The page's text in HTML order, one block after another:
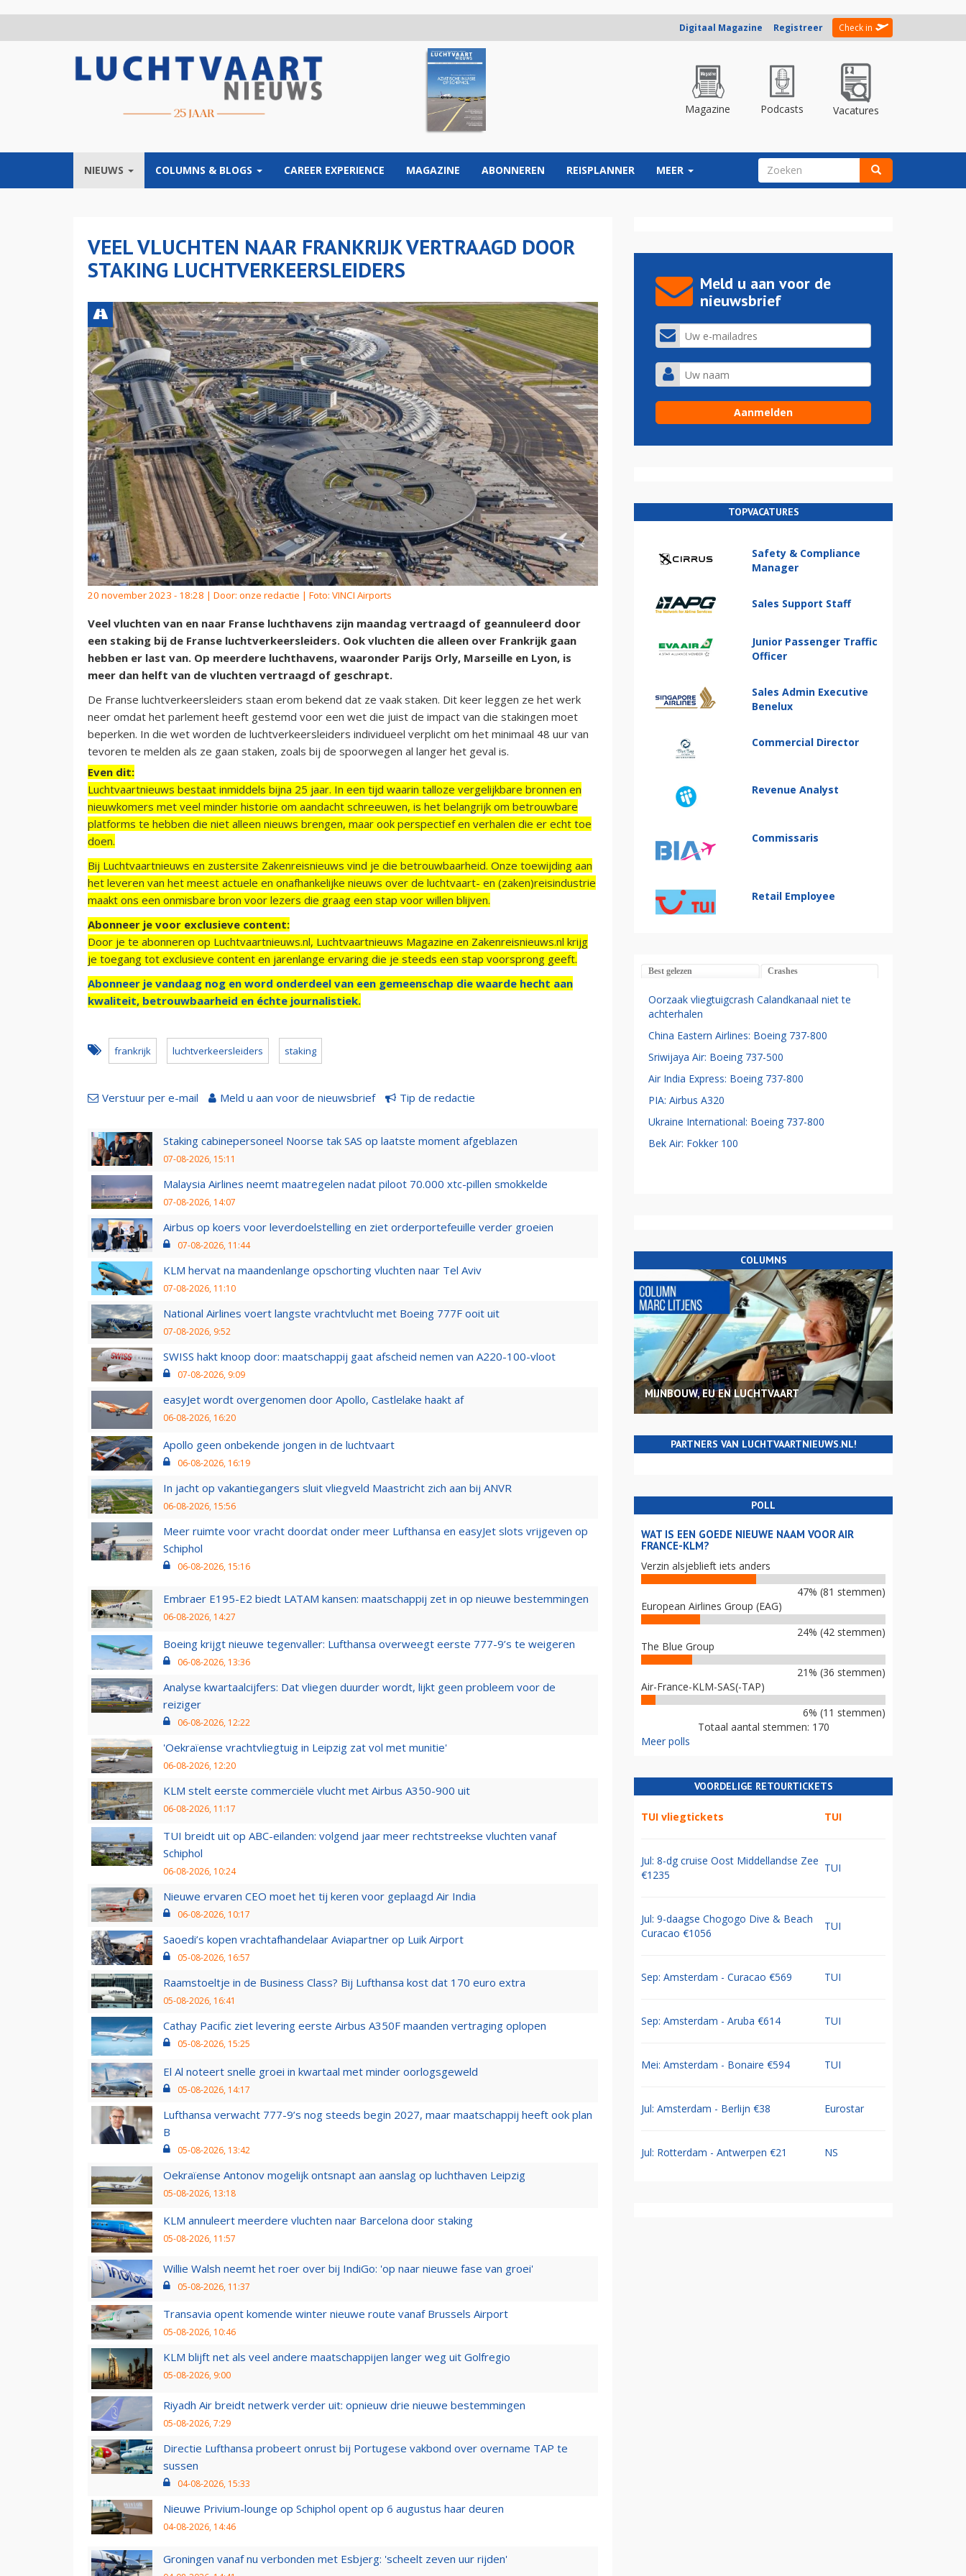
Digitaal Magazine Registreer Check in
Magazine Podcasts Vacatures
NIEUWS COLUMNS & BLOGS CAREER EXPERIENCE MAGAZINE ABONNEREN REISPLANNER MEER ZOEKVELD
VEEL VLUCHTEN NAAR FRANKRIJK VERTRAAGD DOOR
STAKING LUCHTVERKEERSLEIDERS
20 november 2023 - 18:28 | Door: onze redactie | Foto: VINCI Airports
Veel vluchten van en naar Franse luchthavens zijn maandag vertraagd of geannuleerd door
een staking bij de Franse luchtverkeersleiders. Ook vluchten die alleen over Frankrijk gaan
hebben er last van. Op meerdere luchthavens, waaronder Parijs Orly, Marseille en Lyon, is
meer dan helft van de vluchten vertraagd of geschrapt.
De Franse luchtverkeersleiders staan erom bekend dat ze vaak staken. Dit keer leggen ze het werk
neer omdat het parlement heeft gestemd voor een wet die juist de impact van die stakingen moet
beperken. In die wet worden de luchtverkeersleiders individueel verplicht om het minimaal 48 uur van
tevoren te melden als ze gaan staken, zoals bij de spoorwegen al langer het geval is.
Even dit:
Luchtvaartnieuws bestaat inmiddels bijna 25 jaar. In een tijd waarin talloze vergelijkbare bronnen en
nieuwkomers met veel minder historie om aandacht schreeuwen, is het belangrijk om betrouwbare
platforms te hebben die niet alleen nieuws brengen, maar ook perspectief en verhalen die er echt toe
doen.
Bij Luchtvaartnieuws en zustersite Zakenreisnieuws vind je die betrouwbaarheid. Onze toewijding aan
het leveren van het meest actuele en onafhankelijke nieuws over de luchtvaart- en (zaken)reisindustrie
maakt ons een onmisbare bron voor lezers die graag een stap voor willen blijven.
Abonneer je voor exclusieve content:
Door je te abonneren op Luchtvaartnieuws.nl, Luchtvaartnieuws Magazine en Zakenreisnieuws.nl krijg
je toegang tot exclusieve content en jarenlange ervaring die je steeds een stap voorsprong geeft.
Abonneer je vandaag nog en word onderdeel van een gemeenschap die waarde hecht aan
kwaliteit, betrouwbaarheid en échte journalistiek.
frankrijk luchtverkeersleiders staking
Verstuur per e-mail Meld u aan voor de nieuwsbrief Tip de redactie
Staking cabinepersoneel Noorse tak SAS op laatste moment afgeblazen
07-08-2026, 15:11
Malaysia Airlines neemt maatregelen nadat piloot 70.000 xtc-pillen smokkelde
07-08-2026, 14:07
Airbus op koers voor leverdoelstelling en ziet orderportefeuille verder groeien
07-08-2026, 11:44
KLM hervat na maandenlange opschorting vluchten naar Tel Aviv
07-08-2026, 11:10
National Airlines voert langste vrachtvlucht met Boeing 777F ooit uit
07-08-2026, 9:52
SWISS hakt knoop door: maatschappij gaat afscheid nemen van A220-100-vloot
07-08-2026, 9:09
easyJet wordt overgenomen door Apollo, Castlelake haakt af
06-08-2026, 16:20
Apollo geen onbekende jongen in de luchtvaart
06-08-2026, 16:19
In jacht op vakantiegangers sluit vliegveld Maastricht zich aan bij ANVR
06-08-2026, 15:56
Meer ruimte voor vracht doordat onder meer Lufthansa en easyJet slots vrijgeven op
Schiphol
06-08-2026, 15:16
Embraer E195-E2 biedt LATAM kansen: maatschappij zet in op nieuwe bestemmingen
06-08-2026, 14:27
Boeing krijgt nieuwe tegenvaller: Lufthansa overweegt eerste 777-9’s te weigeren
06-08-2026, 13:36
Analyse kwartaalcijfers: Dat vliegen duurder wordt, lijkt geen probleem voor de
reiziger
06-08-2026, 12:22
'Oekraïense vrachtvliegtuig in Leipzig zat vol met munitie'
06-08-2026, 12:20
KLM stelt eerste commerciële vlucht met Airbus A350-900 uit
06-08-2026, 11:17
TUI breidt uit op ABC-eilanden: volgend jaar meer rechtstreekse vluchten vanaf
Schiphol
06-08-2026, 10:24
Nieuwe ervaren CEO moet het tij keren voor geplaagd Air India
06-08-2026, 10:17
Saoedi’s kopen vrachtafhandelaar Aviapartner op Luik Airport
05-08-2026, 16:57
Raamstoeltje in de Business Class? Bij Lufthansa kost dat 170 euro extra
05-08-2026, 16:41
Cathay Pacific ziet levering eerste Airbus A350F maanden vertraging oplopen
05-08-2026, 15:25
El Al noteert snelle groei in kwartaal met minder oorlogsgeweld
05-08-2026, 14:17
Lufthansa verwacht 777-9’s nog steeds begin 2027, maar maatschappij heeft ook plan
B
05-08-2026, 13:42
Oekraïense Antonov mogelijk ontsnapt aan aanslag op luchthaven Leipzig
05-08-2026, 13:18
KLM annuleert meerdere vluchten naar Barcelona door staking
05-08-2026, 11:57
Willie Walsh neemt het roer over bij IndiGo: 'op naar nieuwe fase van groei'
05-08-2026, 11:37
Transavia opent komende winter nieuwe route vanaf Brussels Airport
05-08-2026, 10:46
KLM blijft net als veel andere maatschappijen langer weg uit Golfregio
05-08-2026, 9:00
Riyadh Air breidt netwerk verder uit: opnieuw drie nieuwe bestemmingen
05-08-2026, 7:29
Directie Lufthansa probeert onrust bij Portugese vakbond over overname TAP te
sussen
04-08-2026, 15:33
Nieuwe Privium-lounge op Schiphol opent op 6 augustus haar deuren
04-08-2026, 14:46
Groningen vanaf nu verbonden met Esbjerg: 'scheelt zeven uur rijden'
Meld u aan voor de
nieuwsbrief
TOPVACATURES
Safety & Compliance
Manager
Sales Support Staff
Junior Passenger Traffic
Officer
Sales Admin Executive
Benelux
Commercial Director
Revenue Analyst
Commissaris
Retail Employee
Best gelezen Crashes
Oorzaak vliegtuigcrash Calandkanaal niet te
achterhalen
China Eastern Airlines: Boeing 737-800
Sriwijaya Air: Boeing 737-500
Air India Express: Boeing 737-800
PIA: Airbus A320
Ukraine International: Boeing 737-800
Bek Air: Fokker 100
COLUMNS
MIJNBOUW, EU EN LUCHTVAART
PARTNERS VAN LUCHTVAARTNIEUWS.NL!
POLL
WAT IS EEN GOEDE NIEUWE NAAM VOOR AIR
FRANCE-KLM?
Verzin alsjeblieft iets anders
47% (81 stemmen)
European Airlines Group (EAG)
24% (42 stemmen)
The Blue Group
21% (36 stemmen)
Air-France-KLM-SAS(-TAP)
6% (11 stemmen)
Totaal aantal stemmen: 170
Meer polls
VOORDELIGE RETOURTICKETS
TUI vliegtickets TUI
Jul: 8-dg cruise Oost Middellandse Zee
€1235
TUI
Jul: 9-daagse Chogogo Dive & Beach
Curacao €1056
TUI
Sep: Amsterdam - Curacao €569 TUI
Sep: Amsterdam - Aruba €614 TUI
Mei: Amsterdam - Bonaire €594 TUI
Jul: Amsterdam - Berlijn €38 Eurostar
Jul: Rotterdam - Antwerpen €21 NS